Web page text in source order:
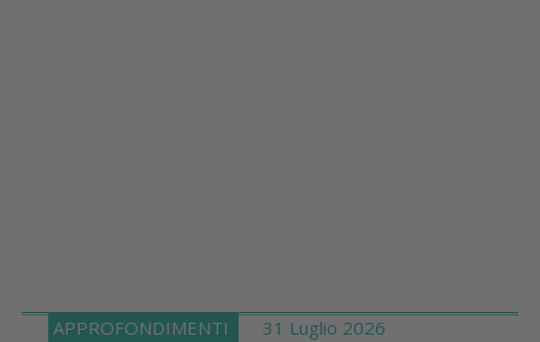
APPROFONDIMENTI 31 Luglio 2026